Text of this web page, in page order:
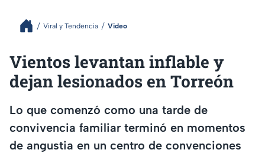
Viral y Tendencia Video
Vientos levantan inflable y
dejan lesionados en Torreón
Lo que comenzó como una tarde de
convivencia familiar terminó en momentos
de angustia en un centro de convenciones